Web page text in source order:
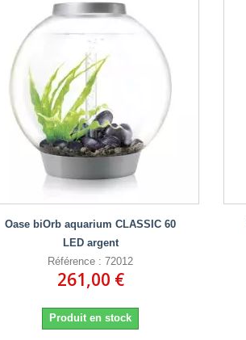
Oase biOrb aquarium CLASSIC 60
LED argent
Référence : 72012
261,00 €
Produit en stock